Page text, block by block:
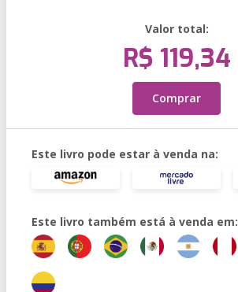
Valor total:
R$ 119,34
Comprar
Este livro pode estar à venda na:
Este livro também está à venda em: